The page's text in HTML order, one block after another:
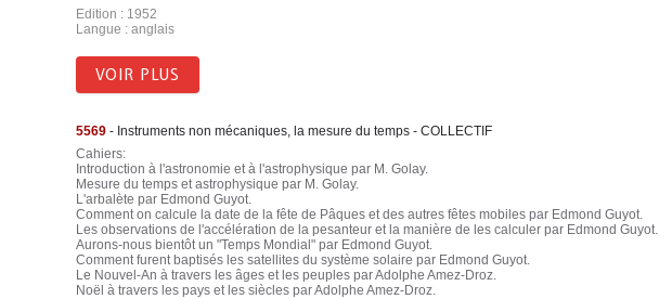
Edition : 1952
Langue : anglais
VOIR PLUS
5569- Instruments non mécaniques, la mesure du temps - COLLECTIF
Cahiers:
Introduction à l'astronomie et à l'astrophysique par M. Golay.
Mesure du temps et astrophysique par M. Golay.
L'arbalète par Edmond Guyot.
Comment on calcule la date de la fête de Pâques et des autres fêtes mobiles par Edmond Guyot.
Les observations de l'accélération de la pesanteur et la manière de les calculer par Edmond Guyot.
Aurons-nous bientôt un "Temps Mondial" par Edmond Guyot.
Comment furent baptisés les satellites du système solaire par Edmond Guyot.
Le Nouvel-An à travers les âges et les peuples par Adolphe Amez-Droz.
Noël à travers les pays et les siècles par Adolphe Amez-Droz.